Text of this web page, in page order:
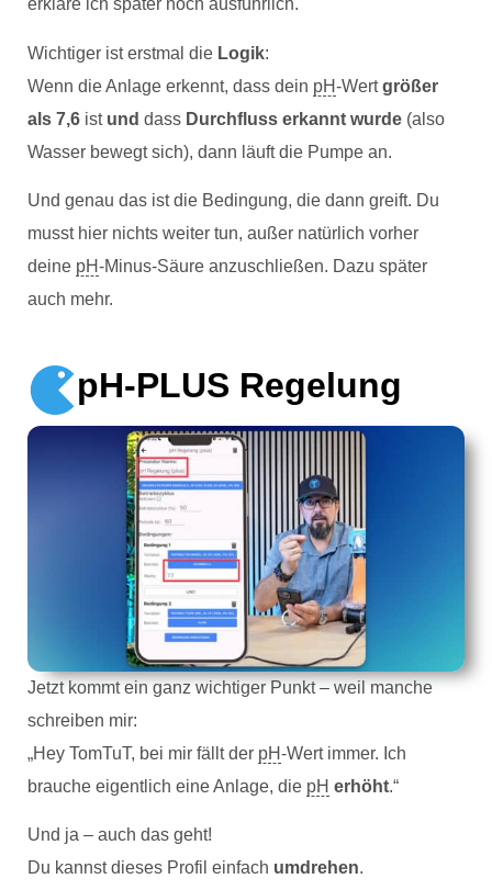
erkläre ich später noch ausführlich.
Wichtiger ist erstmal die Logik:
Wenn die Anlage erkennt, dass dein pH-Wertgrößer
als 7,6 ist und dass Durchfluss erkannt wurde (also
Wasser bewegt sich), dann läuft die Pumpe an.
Und genau das ist die Bedingung, die dann greift. Du
musst hier nichts weiter tun, außer natürlich vorher
deine pH-Minus-Säure anzuschließen. Dazu später
auch mehr.
pH-PLUS Regelung
Jetzt kommt ein ganz wichtiger Punkt – weil manche
schreiben mir:
„Hey TomTuT, bei mir fällt der pH-Wert immer. Ich
brauche eigentlich eine Anlage, die pH erhöht.“
Und ja – auch das geht!
Du kannst dieses Profil einfach umdrehen.